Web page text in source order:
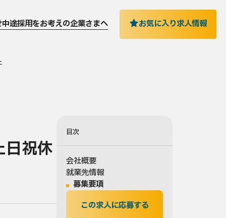
中途採用をお考えの企業さまへ お気に入り求人情報
日祝休
目次
会社概要
就業先情報
募集要項
この求人に応募する